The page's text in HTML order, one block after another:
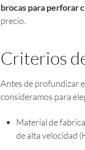
brocas para perforar
precio.
Criterios
Antes de profundizar
consideramos para
Material de
de alta velocidad